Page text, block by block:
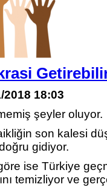
2018 18:03
şeyler oluyor.
son kalesi
gidiyor.
ise Türkiye
temizliyor ve